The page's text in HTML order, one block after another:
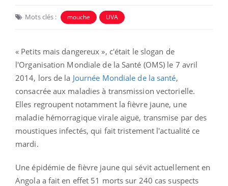
Mots clés : mouche UVA
« Petits mais dangereux », c'était le slogan de
l'Organisation Mondiale de la Santé (OMS) le 7 avril
2014, lors de la Journée Mondiale de la santé,
consacrée aux maladies à transmission vectorielle.
Elles regroupent notamment la fièvre jaune, une
maladie hémorragique virale aiguë, transmise par des
moustiques infectés, qui fait tristement l'actualité ce
mardi.
Une épidémie de fièvre jaune qui sévit actuellement en
Angola a fait en effet 51 morts sur 240 cas suspects